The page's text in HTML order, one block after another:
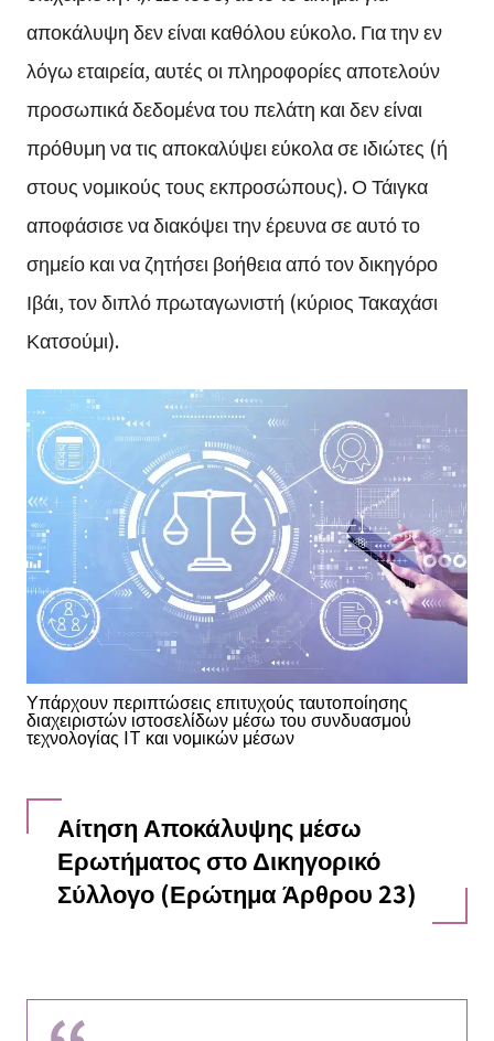
αποκάλυψη δεν είναι καθόλου εύκολο. Για την εν
λόγω εταιρεία, αυτές οι πληροφορίες αποτελούν
προσωπικά δεδομένα του πελάτη και δεν είναι
πρόθυμη να τις αποκαλύψει εύκολα σε ιδιώτες (ή
στους νομικούς τους εκπροσώπους). Ο Τάιγκα
αποφάσισε να διακόψει την έρευνα σε αυτό το
σημείο και να ζητήσει βοήθεια από τον δικηγόρο
Ιβάι, τον διπλό πρωταγωνιστή (κύριος Τακαχάσι
Κατσούμι).
Υπάρχουν περιπτώσεις επιτυχούς ταυτοποίησης
διαχειριστών ιστοσελίδων μέσω του συνδυασμού
τεχνολογίας IT και νομικών μέσων
Αίτηση Αποκάλυψης μέσω
Ερωτήματος στο Δικηγορικό
Σύλλογο (Ερώτημα Άρθρου 23)